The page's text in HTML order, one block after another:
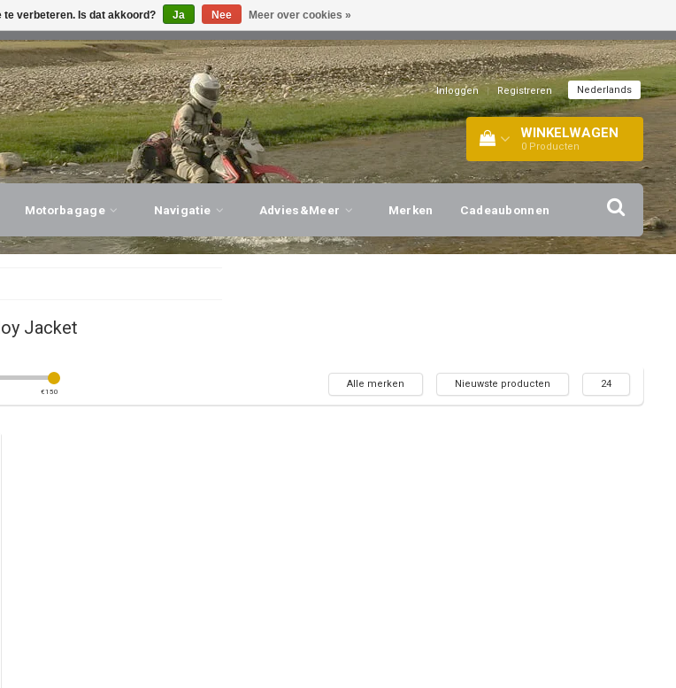
SERVICE! BEZOEK ONZE WINKEL!
Inloggen | Registreren Nederlands
WINKELWAGEN
0 Producten
Motorbagage Navigatie Advies&Meer Merken Cadeaubonnen
Jacket
€150
Alle merken Nieuwste producten 24
te verbeteren. Is dat akkoord? Ja Nee Meer over cookies »